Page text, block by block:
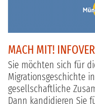
MACH MIT!
Sie möchten sich für
Migrationsgeschichte
gesellschaftliche
Dann kandidieren Sie